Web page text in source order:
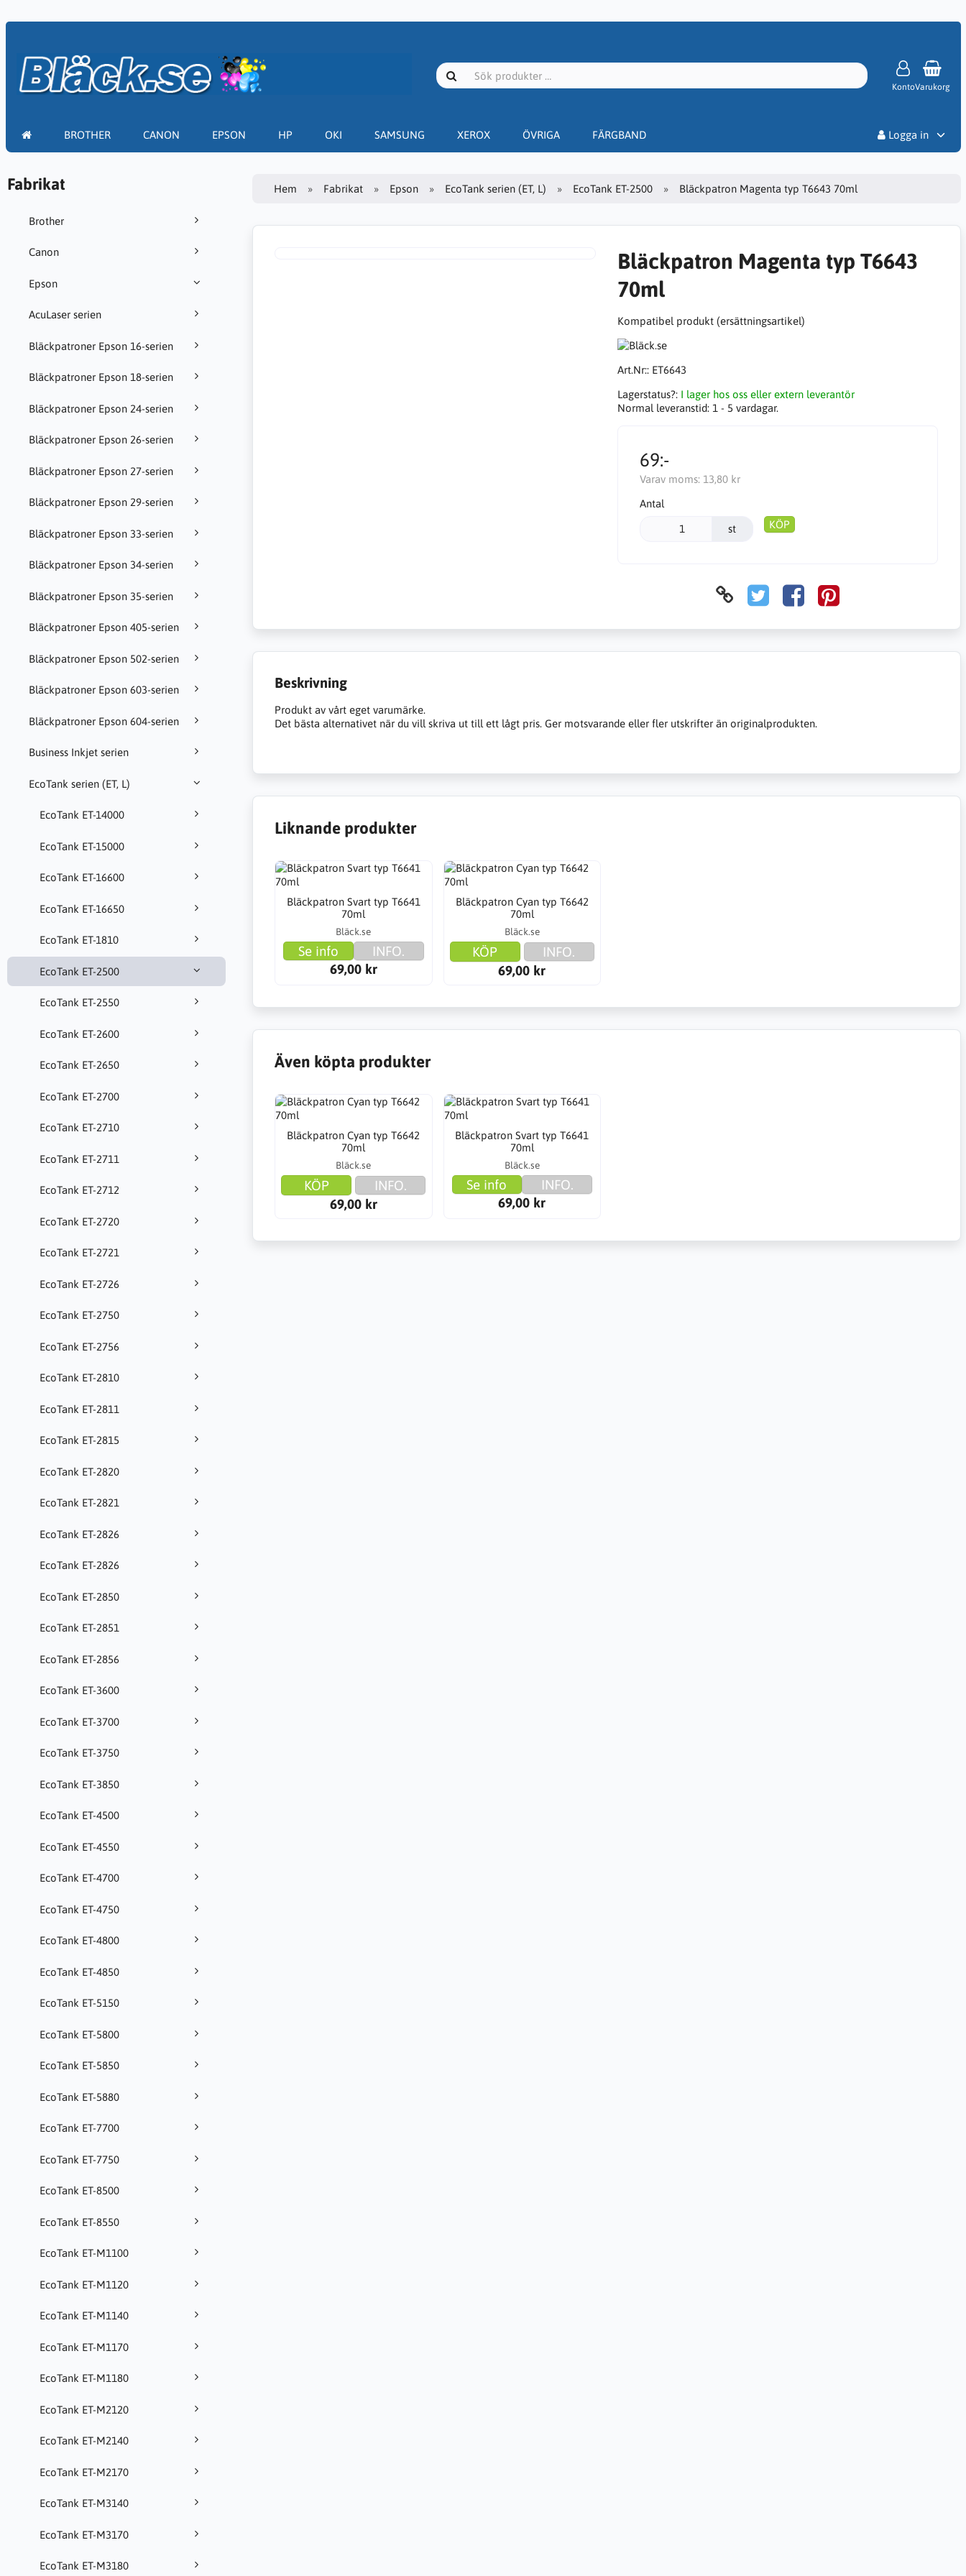
KontoVarukorg
BROTHER CANON EPSON HP OKI SAMSUNG XEROX ÖVRIGA FÄRGBAND
Logga in
Fabrikat
Brother
Canon
Epson
AcuLaser serien
Bläckpatroner Epson 16-serien
Bläckpatroner Epson 18-serien
Bläckpatroner Epson 24-serien
Bläckpatroner Epson 26-serien
Bläckpatroner Epson 27-serien
Bläckpatroner Epson 29-serien
Bläckpatroner Epson 33-serien
Bläckpatroner Epson 34-serien
Bläckpatroner Epson 35-serien
Bläckpatroner Epson 405-serien
Bläckpatroner Epson 502-serien
Bläckpatroner Epson 603-serien
Bläckpatroner Epson 604-serien
Business Inkjet serien
EcoTank serien (ET, L)
EcoTank ET-14000
EcoTank ET-15000
EcoTank ET-16600
EcoTank ET-16650
EcoTank ET-1810
EcoTank ET-2500
EcoTank ET-2550
EcoTank ET-2600
EcoTank ET-2650
EcoTank ET-2700
EcoTank ET-2710
EcoTank ET-2711
EcoTank ET-2712
EcoTank ET-2720
EcoTank ET-2721
EcoTank ET-2726
EcoTank ET-2750
EcoTank ET-2756
EcoTank ET-2810
EcoTank ET-2811
EcoTank ET-2815
EcoTank ET-2820
EcoTank ET-2821
EcoTank ET-2826
EcoTank ET-2826
EcoTank ET-2850
EcoTank ET-2851
EcoTank ET-2856
EcoTank ET-3600
EcoTank ET-3700
EcoTank ET-3750
EcoTank ET-3850
EcoTank ET-4500
EcoTank ET-4550
EcoTank ET-4700
EcoTank ET-4750
EcoTank ET-4800
EcoTank ET-4850
EcoTank ET-5150
EcoTank ET-5800
EcoTank ET-5850
EcoTank ET-5880
EcoTank ET-7700
EcoTank ET-7750
EcoTank ET-8500
EcoTank ET-8550
EcoTank ET-M1100
EcoTank ET-M1120
EcoTank ET-M1140
EcoTank ET-M1170
EcoTank ET-M1180
EcoTank ET-M2120
EcoTank ET-M2140
EcoTank ET-M2170
EcoTank ET-M3140
EcoTank ET-M3170
EcoTank ET-M3180
Hem Fabrikat Epson EcoTank serien (ET, L) EcoTank ET-2500 Bläckpatron Magenta typ T6643 70ml
Bläckpatron Magenta typ T6643
70ml
Kompatibel produkt (ersättningsartikel)
Art.Nr:: ET6643
Lagerstatus?: I lager hos oss eller extern leverantör
Normal leveranstid: 1 - 5 vardagar.
69:-
Varav moms: 13,80 kr
Antal
st KÖP
Beskrivning
Produkt av vårt eget varumärke.
Det bästa alternativet när du vill skriva ut till ett lågt pris. Ger motsvarande eller fler utskrifter än originalprodukten.
Liknande produkter
Bläckpatron Svart typ T6641
70ml
Bläck.se
Se info
INFO.
69,00 kr
Bläckpatron Cyan typ T6642
70ml
Bläck.se
KÖP
INFO.
69,00 kr
Även köpta produkter
Bläckpatron Cyan typ T6642
70ml
Bläck.se
KÖP
INFO.
69,00 kr
Bläckpatron Svart typ T6641
70ml
Bläck.se
Se info
INFO.
69,00 kr